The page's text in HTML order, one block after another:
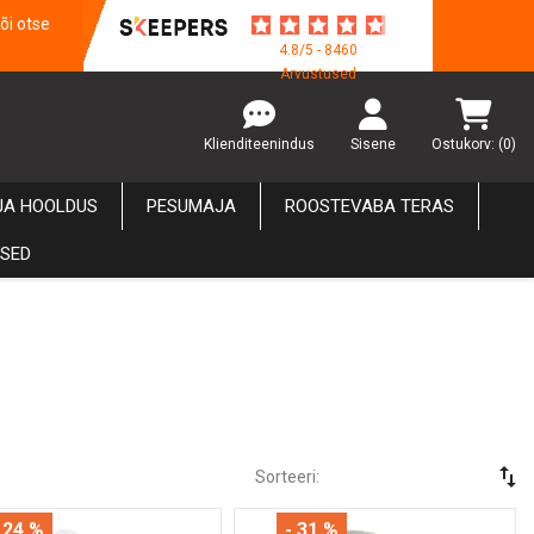
otse
4.8/5 - 8460
Arvustused
Klienditeenindus Sisene Ostukorv: (0)
HOOLDUS PESUMAJA ROOSTEVABA TERAS
Sorteeri: swap_vert